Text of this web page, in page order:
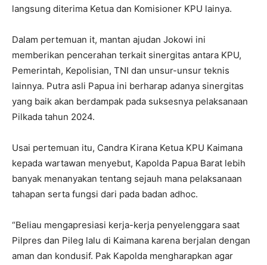
langsung diterima Ketua dan Komisioner KPU lainya.
Dalam pertemuan it, mantan ajudan Jokowi ini
memberikan pencerahan terkait sinergitas antara KPU,
Pemerintah, Kepolisian, TNI dan unsur-unsur teknis
lainnya. Putra asli Papua ini berharap adanya sinergitas
yang baik akan berdampak pada suksesnya pelaksanaan
Pilkada tahun 2024.
Usai pertemuan itu, Candra Kirana Ketua KPU Kaimana
kepada wartawan menyebut, Kapolda Papua Barat lebih
banyak menanyakan tentang sejauh mana pelaksanaan
tahapan serta fungsi dari pada badan adhoc.
“Beliau mengapresiasi kerja-kerja penyelenggara saat
Pilpres dan Pileg lalu di Kaimana karena berjalan dengan
aman dan kondusif. Pak Kapolda mengharapkan agar